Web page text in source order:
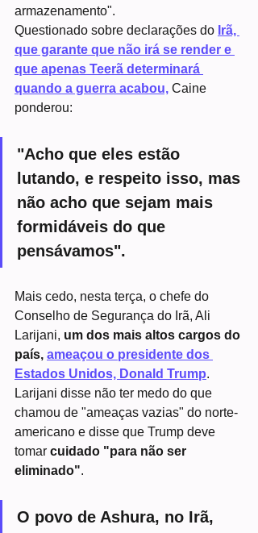
armazenamento".
Questionado sobre declarações do Irã,
que garante que não irá se render e
que apenas Teerã determinará
quando a guerra acabou, Caine
ponderou:
"Acho que eles estão
lutando, e respeito isso, mas
não acho que sejam mais
formidáveis ​​do que
pensávamos".
Mais cedo, nesta terça, o chefe do
Conselho de Segurança do Irã, Ali
Larijani, um dos mais altos cargos do
país, ameaçou o presidente dos
Estados Unidos, Donald Trump.
Larijani disse não ter medo do que
chamou de "ameaças vazias" do norte-
americano e disse que Trump deve
tomar cuidado "para não ser
eliminado".
O povo de Ashura, no Irã,